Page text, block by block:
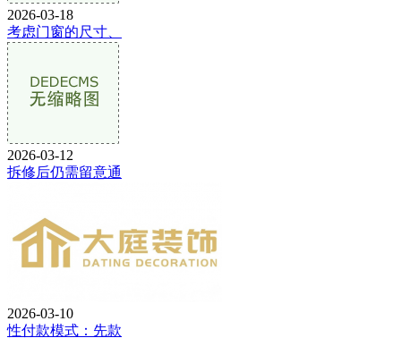
2026-03-18
考虑门窗的尺寸、
2026-03-12
拆修后仍需留意通
2026-03-10
性付款模式：先款